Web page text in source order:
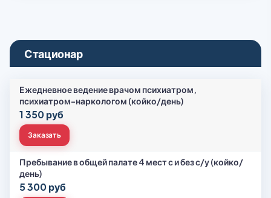
Стационар
Ежедневное ведение врачом психиатром,
психиатром-наркологом (койко/день)
1 350 руб
Заказать
Пребывание в общей палате 4 мест с и без с/у (койко/
день)
5 300 руб